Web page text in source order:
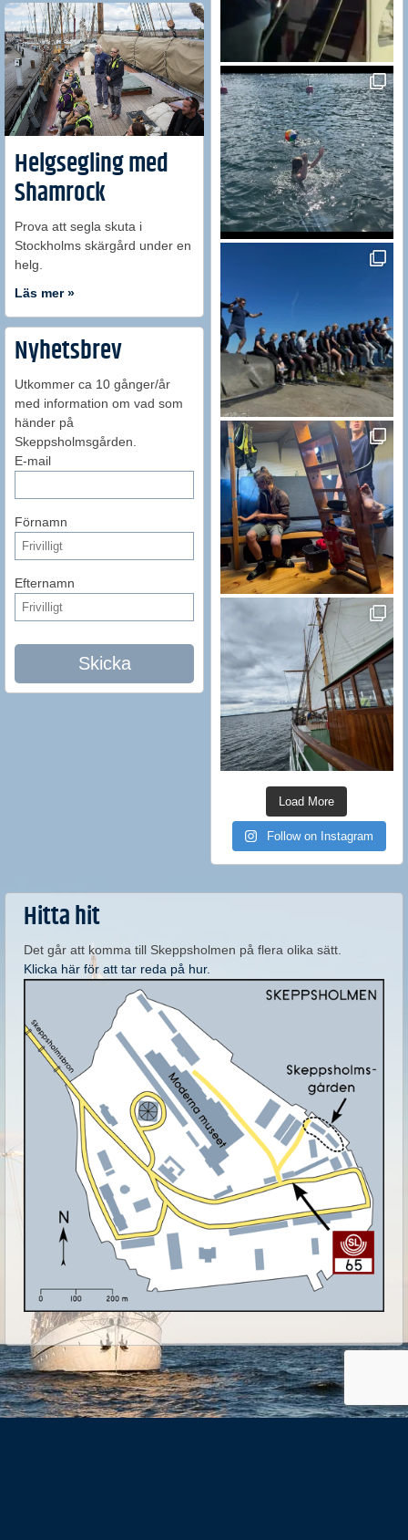
Helgsegling med
Shamrock
Prova att segla skuta i
Stockholms skärgård under en
helg.
Läs mer »
Nyhetsbrev
Utkommer ca 10 gånger/år
med information om vad som
händer på
Skeppsholmsgården.
E-mail
Förnamn
Efternamn
Skicka
Load More
Follow on Instagram
Hitta hit
Det går att komma till Skeppsholmen på flera olika sätt.
Klicka här för att tar reda på hur.